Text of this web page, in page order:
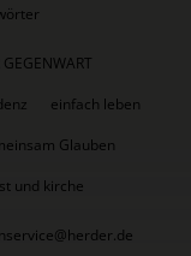
einfach leben
Glauben
und kirche